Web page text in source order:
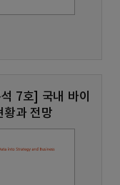
7호] 국내 바이
황과 전망